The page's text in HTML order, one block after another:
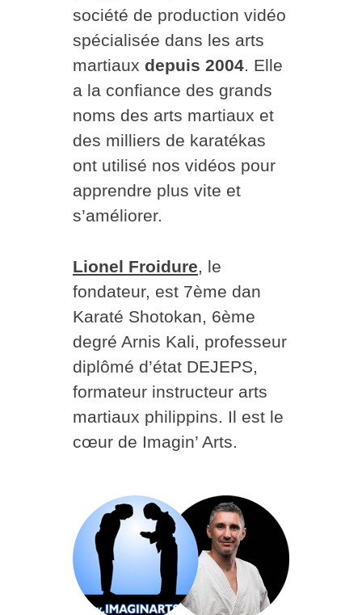
société de production vidéo
spécialisée dans les arts
martiaux depuis 2004. Elle
a la confiance des grands
noms des arts martiaux et
des milliers de karatékas
ont utilisé nos vidéos pour
apprendre plus vite et
s’améliorer.
Lionel Froidure , le
fondateur, est 7ème dan
Karaté Shotokan, 6ème
degré Arnis Kali, professeur
diplômé d’état DEJEPS,
formateur instructeur arts
martiaux philippins. Il est le
cœur de Imagin’ Arts.